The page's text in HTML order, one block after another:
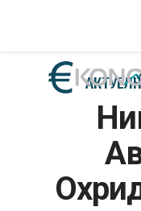
АКТУЕЛНО
ЕКОНОМИЈА
ФИНАНСИИ
БАНКАРСТВО